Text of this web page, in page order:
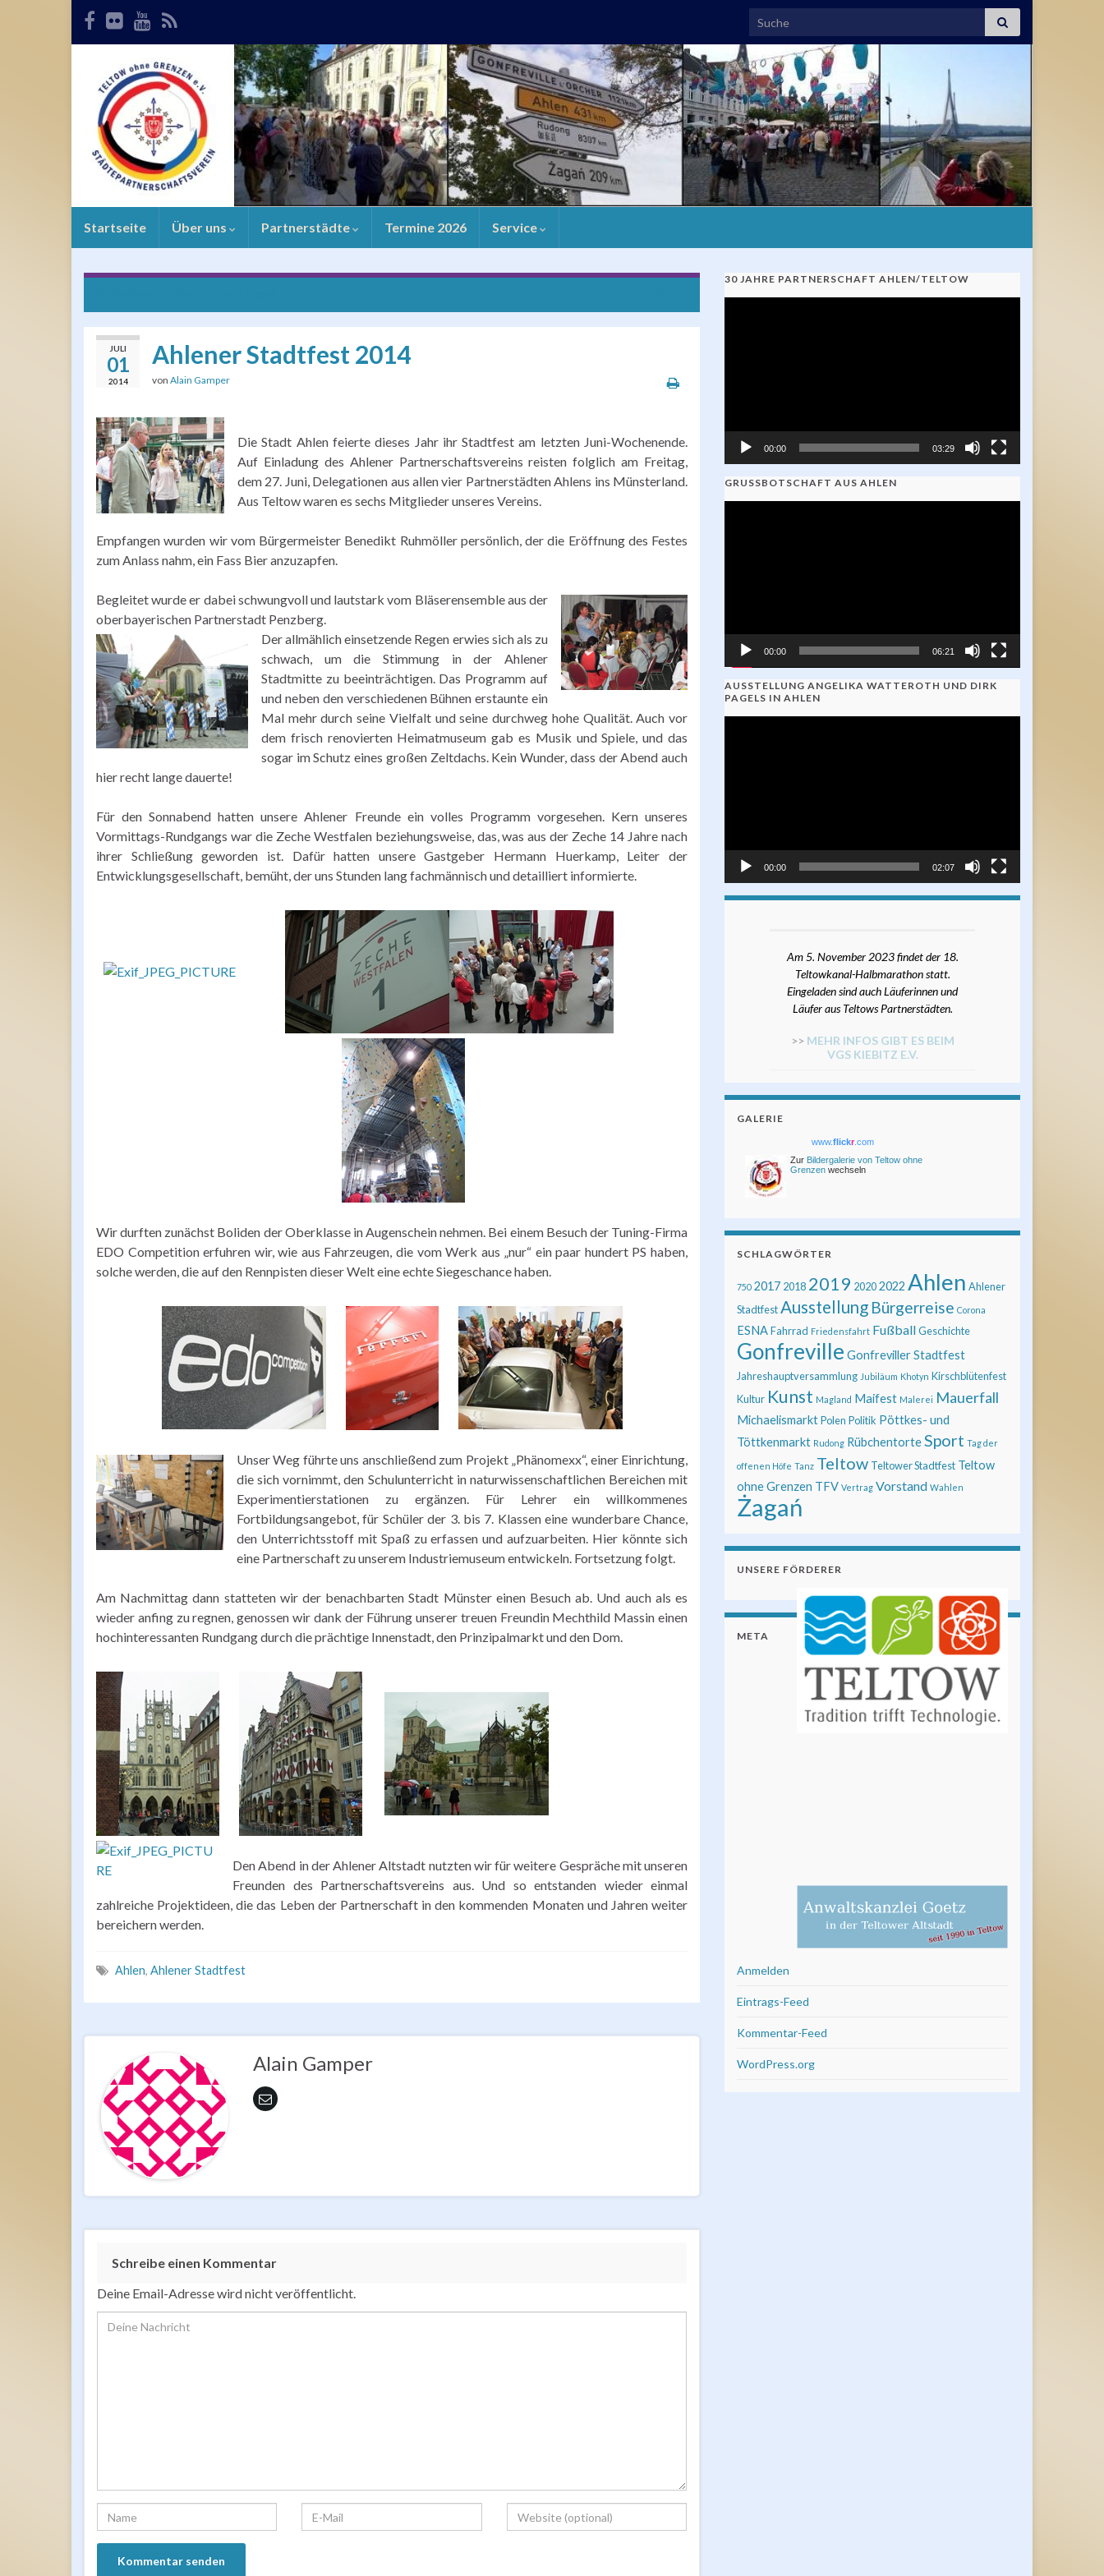
Search for:
Startseite Über uns Partnerstädte Termine 2026 Service
JULI
01
2014
Ahlener Stadtfest 2014
von Alain Gamper
Die Stadt Ahlen feierte dieses Jahr ihr Stadtfest am letzten Juni-Wochenende.
Auf Einladung des Ahlener Partnerschaftsvereins reisten folglich am Freitag,
dem 27. Juni, Delegationen aus allen vier Partnerstädten Ahlens ins Münsterland.
Aus Teltow waren es sechs Mitglieder unseres Vereins.
Empfangen wurden wir vom Bürgermeister Benedikt Ruhmöller persönlich, der die Eröffnung des Festes
zum Anlass nahm, ein Fass Bier anzuzapfen.
Begleitet wurde er dabei schwungvoll und lautstark vom Bläserensemble aus der
oberbayerischen Partnerstadt Penzberg.
Der allmählich einsetzende Regen erwies sich als zu
schwach, um die Stimmung in der Ahlener
Stadtmitte zu beeinträchtigen. Das Programm auf
und neben den verschiedenen Bühnen erstaunte ein
Mal mehr durch seine Vielfalt und seine durchweg hohe Qualität. Auch vor
dem frisch renovierten Heimatmuseum gab es Musik und Spiele, und das
sogar im Schutz eines großen Zeltdachs. Kein Wunder, dass der Abend auch
hier recht lange dauerte!
Für den Sonnabend hatten unsere Ahlener Freunde ein volles Programm vorgesehen. Kern unseres
Vormittags-Rundgangs war die Zeche Westfalen beziehungsweise, das, was aus der Zeche 14 Jahre nach
ihrer Schließung geworden ist. Dafür hatten unsere Gastgeber Hermann Huerkamp, Leiter der
Entwicklungsgesellschaft, bemüht, der uns Stunden lang fachmännisch und detailliert informierte.
Wir durften zunächst Boliden der Oberklasse in Augenschein nehmen. Bei einem Besuch der Tuning-Firma
EDO Competition erfuhren wir, wie aus Fahrzeugen, die vom Werk aus „nur“ ein paar hundert PS haben,
solche werden, die auf den Rennpisten dieser Welt eine echte Siegeschance haben.
Unser Weg führte uns anschließend zum Projekt „Phänomexx“, einer Einrichtung,
die sich vornimmt, den Schulunterricht in naturwissenschaftlichen Bereichen mit
Experimentierstationen zu ergänzen. Für Lehrer ein willkommenes
Fortbildungsangebot, für Schüler der 3. bis 7. Klassen eine wunderbare Chance,
den Unterrichtsstoff mit Spaß zu erfassen und aufzuarbeiten. Hier könnte sich
eine Partnerschaft zu unserem Industriemuseum entwickeln. Fortsetzung folgt.
Am Nachmittag dann statteten wir der benachbarten Stadt Münster einen Besuch ab. Und auch als es
wieder anfing zu regnen, genossen wir dank der Führung unserer treuen Freundin Mechthild Massin einen
hochinteressanten Rundgang durch die prächtige Innenstadt, den Prinzipalmarkt und den Dom.
Den Abend in der Ahlener Altstadt nutzten wir für weitere Gespräche mit unseren
Freunden des Partnerschaftsvereins aus. Und so entstanden wieder einmal
zahlreiche Projektideen, die das Leben der Partnerschaft in den kommenden Monaten und Jahren weiter
bereichern werden.
Ahlen, Ahlener Stadtfest
Alain Gamper
Schreibe einen Kommentar
Deine Email-Adresse wird nicht veröffentlicht.
30 JAHRE PARTNERSCHAFT AHLEN/TELTOW
00:00 03:29
GRUSSBOTSCHAFT AUS AHLEN
00:00 06:21
AUSSTELLUNG ANGELIKA WATTEROTH UND DIRK
PAGELS IN AHLEN
00:00 02:07
Am 5. November 2023 findet der 18.
Teltowkanal-Halbmarathon statt.
Eingeladen sind auch Läuferinnen und
Läufer aus Teltows Partnerstädten.
>> MEHR INFOS GIBT ES BEIM
VGS KIEBITZ E.V.
GALERIE
www.flickr.com
Zur Bildergalerie von Teltow ohne
Grenzen wechseln
SCHLAGWÖRTER
750 2017 2018 2019 20202022 Ahlen Ahlener
Stadtfest Ausstellung Bürgerreise Corona
ESNAFahrrad Friedensfahrt FußballGeschichte
Gonfreville Gonfreviller Stadtfest
Jahreshauptversammlung Jubiläum Khotyn Kirschblütenfest
Kultur Kunst Magland Maifest Malerei Mauerfall
MichaelismarktPolen Politik Pöttkes- und
Töttkenmarkt Rudong RübchentorteSport Tag der
offenen Höfe Tanz Teltow Teltower Stadtfest Teltow
ohne Grenzen TFV Vertrag Vorstand Wahlen
Żagań
UNSERE FÖRDERER
META
Anmelden
Eintrags-Feed
Kommentar-Feed
WordPress.org